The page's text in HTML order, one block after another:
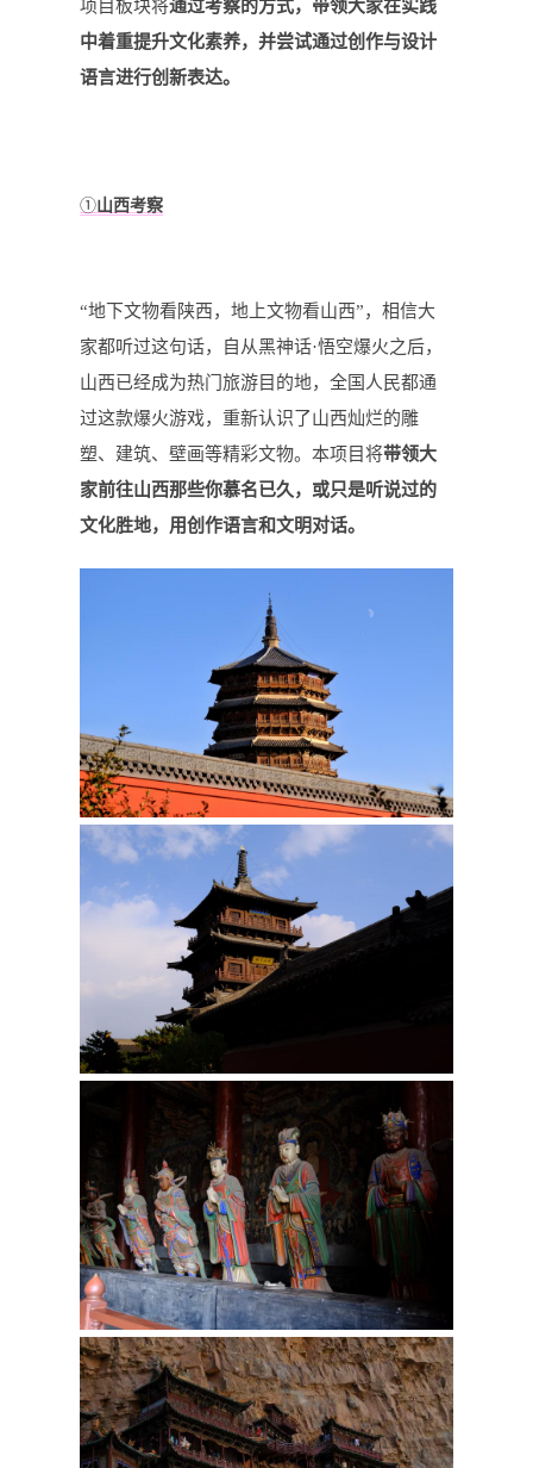
项目板块将通过考察的方式，带领大家在实践
中着重提升文化素养，并尝试通过创作与设计
语言进行创新表达。
①山西考察
“地下文物看陕西，地上文物看山西”，相信大
家都听过这句话，自从黑神话·悟空爆火之后，
山西已经成为热门旅游目的地，全国人民都通
过这款爆火游戏，重新认识了山西灿烂的雕
塑、建筑、壁画等精彩文物。本项目将带领大
家前往山西那些你慕名已久，或只是听说过的
文化胜地，用创作语言和文明对话。